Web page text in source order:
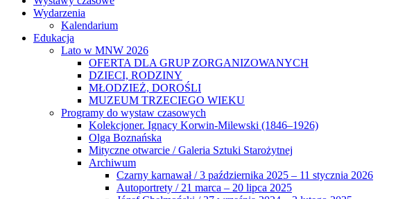
Wydarzenia
Kalendarium
Edukacja
Lato w MNW 2026
OFERTA DLA GRUP ZORGANIZOWANYCH
DZIECI, RODZINY
MŁODZIEŻ, DOROŚLI
MUZEUM TRZECIEGO WIEKU
Programy do wystaw czasowych
Kolekcjoner. Ignacy Korwin-Milewski (1846–1926)
Olga Boznańska
Mityczne otwarcie / Galeria Sztuki Starożytnej
Archiwum
Czarny karnawał / 3 października 2025 – 11 stycznia 2026
Autoportrety / 21 marca – 20 lipca 2025